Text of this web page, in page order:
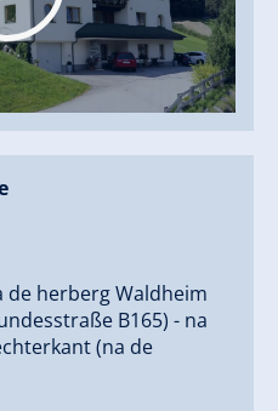
de herberg Waldheim
B165) - na
(na de